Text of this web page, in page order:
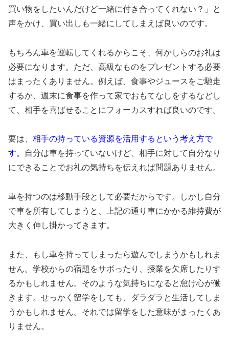
買い物をしたいんだけど一緒に付き合ってくれない？」と
声をかけ、買い出しも一緒にしてしまえば良いのです。
もちろん車を運転してくれるからこそ、何かしらのお礼は
必要になります。ただ、高級なものをプレゼントする必要
はまったくありません。例えば、食事やジュースをご馳走
するか、週末に食事を作って家でおもてなしをするなどし
て、相手を喜ばせることにフォーカスすれば良いのです。
要は、 相手の持っている資源を活用するという考え方で
す。
自分は車を持っていないけど、相手に対して自分なり
にできることでお礼の気持ちを伝えれば問題ありません。
車を持つのは移動手段として必要だからです。しかし自分
で車を所有してしまうと、上記の通り車にかかる維持費が
大きく伸し掛かってきます。
また、もし車を持ってしまったら遊んでしまうかもしれま
せん。学校からの宿題をサボったり、授業を欠席したりす
るかもしれません。そのような気持ちになると怠け心が働
きます。せっかく留学をしても、ダラダラと生活してしま
うかもしれません。それでは留学をした意味がまったくあ
りません。